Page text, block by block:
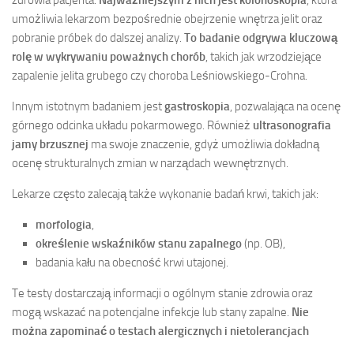
umożliwia lekarzom bezpośrednie obejrzenie wnętrza jelit oraz
pobranie próbek do dalszej analizy. To badanie odgrywa kluczową
rolę w wykrywaniu poważnych chorób, takich jak wrzodziejące
zapalenie jelita grubego czy choroba Leśniowskiego-Crohna.
Innym istotnym badaniem jestgastroskopia, pozwalająca na ocenę
górnego odcinka układu pokarmowego. Również ultrasonografia
jamy brzusznej ma swoje znaczenie, gdyż umożliwia dokładną
ocenę strukturalnych zmian w narządach wewnętrznych.
Lekarze często zalecają także wykonanie badań krwi, takich jak:
morfologia,
określenie wskaźników stanu zapalnego(np. OB),
badania kału na obecność krwi utajonej.
Te testy dostarczają informacji o ogólnym stanie zdrowia oraz
mogą wskazać na potencjalne infekcje lub stany zapalne. Nie
można zapominać o testach alergicznych i nietolerancjach